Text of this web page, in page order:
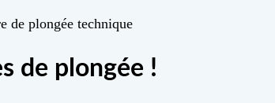
de plongée technique
de plongée !